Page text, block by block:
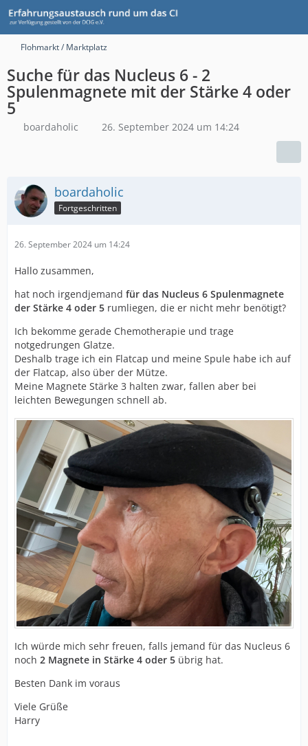
Flohmarkt / Marktplatz
Suche für das Nucleus 6 - 2
Spulenmagnete mit der Stärke 4 oder
5
boardaholic 26. September 2024 um 14:24
boardaholic
Fortgeschritten
26. September 2024 um 14:24
Hallo zusammen,
hat noch irgendjemand für das Nucleus 6 Spulenmagnete
der Stärke 4 oder 5 rumliegen, die er nicht mehr benötigt?
Ich bekomme gerade Chemotherapie und trage
notgedrungen Glatze.
Deshalb trage ich ein Flatcap und meine Spule habe ich auf
der Flatcap, also über der Mütze.
Meine Magnete Stärke 3 halten zwar, fallen aber bei
leichten Bewegungen schnell ab.
Ich würde mich sehr freuen, falls jemand für das Nucleus 6
noch 2 Magnete in Stärke 4 oder 5 übrig hat.
Besten Dank im voraus
Viele Grüße
Harry